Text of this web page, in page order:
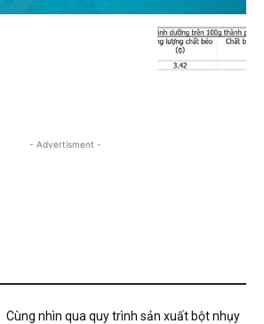
- Advertisment -
Cùng nhìn qua quy trình sản xuất bột nhụy